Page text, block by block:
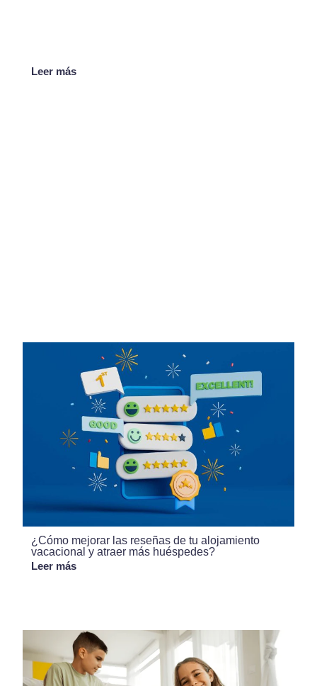
Leer más
¿Cómo mejorar las reseñas de tu alojamiento
vacacional y atraer más huéspedes?
Leer más